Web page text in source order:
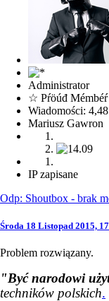
Administrator
☆ Pŕöúđ
Wiadomości:
Mariusz Gawron
IP zapisane
Odp: Shoutbox - brak
Środa 18 Listopad 2015,
Problem rozwiązany.
"Być narodowi
techników polskich.